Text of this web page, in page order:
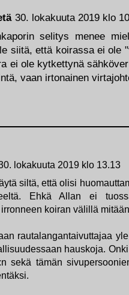
30. lokakuuta 2019 klo
selitys menee
siitä, että koirassa ei ole
ei ole kytkettynä
vaan irtonainen
lokakuuta 2019 klo 13.13
siltä, että olisi
Ehkä Allan ei
koiran välillä
rautalangantaivuttajaa
hauskoja.
sekä tämän